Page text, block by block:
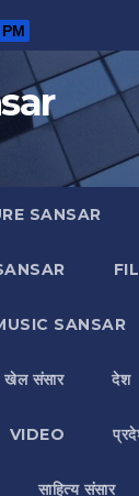
SANSAR
SANSAR
खेल संसार देश
VIDEO
साहित्य संसार